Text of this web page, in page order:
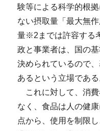
験等による科学的根
ない摂取量「最大無
量※2までは許容する
政と事業者は、国の
決められているので
あるという立場である
これに対して、消費
なく、食品は人の健
点から、使用を制限